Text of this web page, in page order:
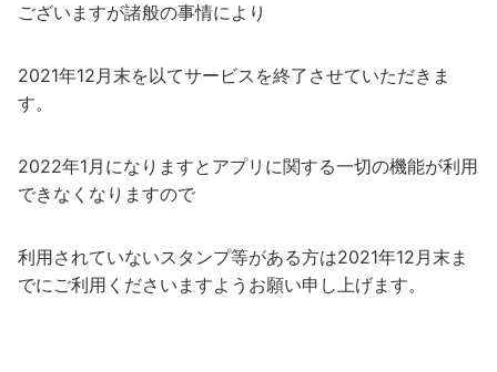
ございますが諸般の事情により
2021年12月末を以てサービスを終了させていただきま
す。
2022年1月になりますとアプリに関する一切の機能が利用
できなくなりますので
利用されていないスタンプ等がある方は2021年12月末ま
でにご利用くださいますようお願い申し上げます。